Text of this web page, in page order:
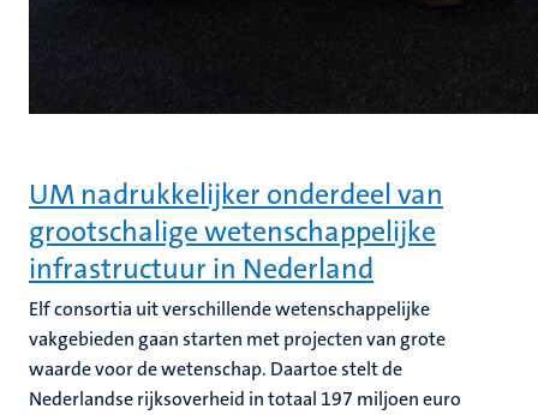
UM nadrukkelijker onderdeel van
grootschalige wetenschappelijke
infrastructuur in Nederland
Elf consortia uit verschillende wetenschappelijke
vakgebieden gaan starten met projecten van grote
waarde voor de wetenschap. Daartoe stelt de
Nederlandse rijksoverheid in totaal 197 miljoen euro